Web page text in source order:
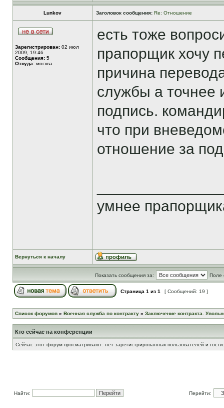
Lunkov Заголовок сообщения: Re: Отношение
Зарегистрирован: 02 июл
2009, 19:46
Сообщения: 5
Откуда: москва
есть тоже
прапорщик хочу
причина
службы а точнее
подпись.
что при
отношение за
умнее
Вернуться к началу
Показать сообщения за: Поле
Страница 1 из 1 [ Сообщений: 19 ]
Список форумов » Военная служба по контракту » Заключение контракта.
Кто сейчас на конференции
Сейчас этот форум просматривают: нет зарегистрированных пользователей и
Найти: Перейти: